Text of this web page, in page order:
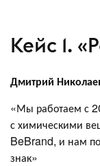
Кейс 1.
Дмитрий
«Мы работаем с
с химическими
BeBrand, и нам
знак»